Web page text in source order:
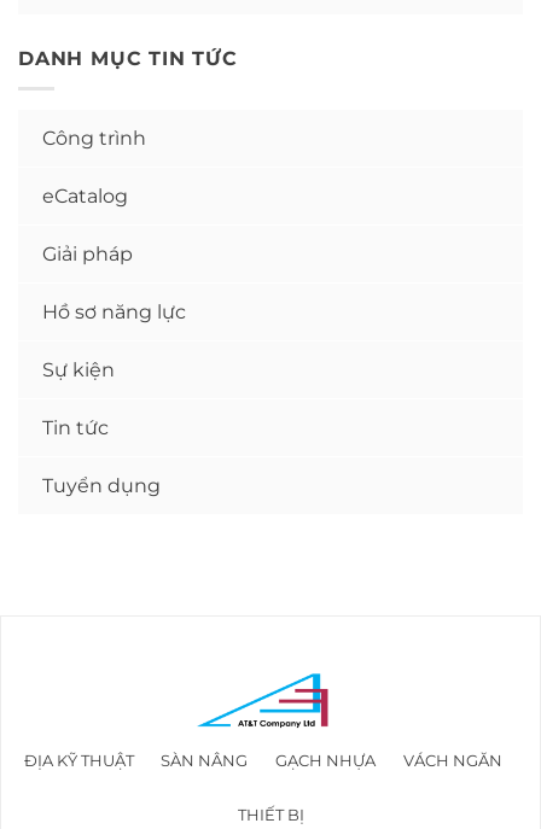
DANH MỤC TIN TỨC
Công trình
eCatalog
Giải pháp
Hồ sơ năng lực
Sự kiện
Tin tức
Tuyển dụng
ĐỊA KỸ THUẬT SÀN NÂNG GẠCH NHỰA VÁCH NGĂN
THIẾT BỊ